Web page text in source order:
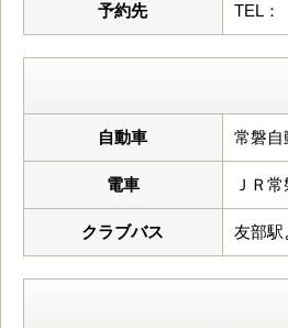
予約先 TEL：
自動車 常磐自
電車 ＪＲ
クラブバス 友部駅